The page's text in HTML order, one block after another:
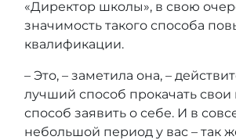
«Директор школы», в свою
значимость такого способа
квалификации.
– Это, – заметила она, –
лучший способ прокачать свои
способ заявить о себе. И в
небольшой период у вас – так